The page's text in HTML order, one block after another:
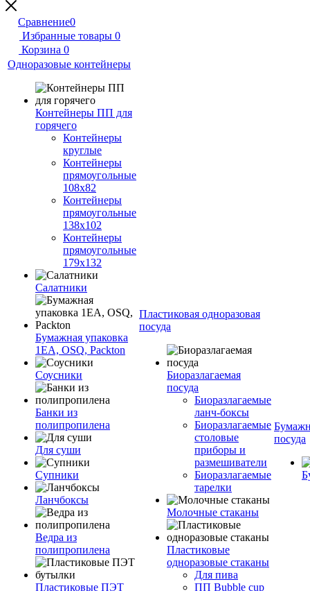
Сравнение0
Избранные товары 0
Корзина 0
Одноразовые контейнеры
Контейнеры ПП для
горячего
Контейнеры
круглые
Контейнеры
прямоугольные
108х82
Контейнеры
прямоугольные
138х102
Контейнеры
прямоугольные
179х132
Салатники
Бумажная упаковка
1ЕА, OSQ, Packton
Соусники
Банки из
полипропилена
Для суши
Супники
Ланчбоксы
Ведра из
полипропилена
Пластиковые ПЭТ
Пластиковая одноразовая
посуда
Биоразлагаемая
посуда
Биоразлагаемые
ланч-боксы
Биоразлагаемые
столовые
приборы и
размешиватели
Биоразлагаемые
тарелки
Молочные стаканы
Пластиковые
одноразовые стаканы
Для пива
ПП Bubble cup
посуда